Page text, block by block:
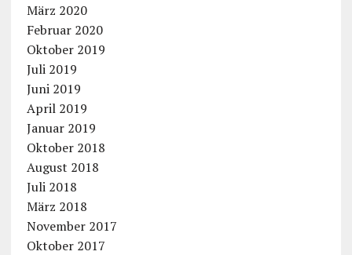
März 2020
Februar 2020
Oktober 2019
Juli 2019
Juni 2019
April 2019
Januar 2019
Oktober 2018
August 2018
Juli 2018
März 2018
November 2017
Oktober 2017